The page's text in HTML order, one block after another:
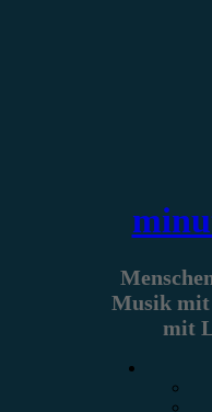
Musik mit
mit